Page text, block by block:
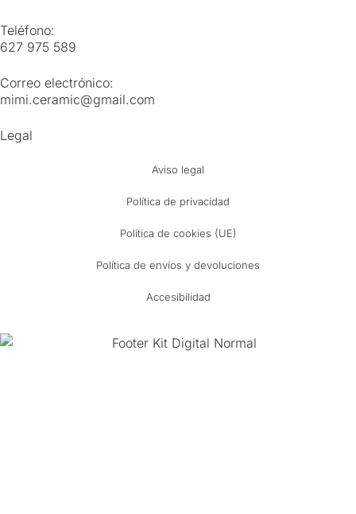
Teléfono:
627 975 589
Correo electrónico:
mimi.ceramic@gmail.com
Legal
Aviso legal
Política de privacidad
Política de cookies (UE)
Política de envíos y devoluciones
Accesibilidad